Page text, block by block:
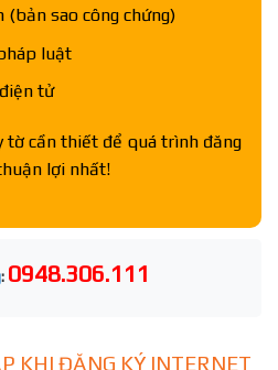
(bản sao công chứng)
luật
tử
tờ cần thiết để quá trình đăng
lợi nhất!
: 0948.306.111
KHI ĐĂNG KÝ INTERNET